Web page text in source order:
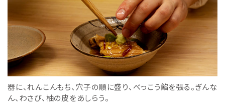
器に、れんこんもち、穴子の順に盛り、べっこう餡を張る。ぎんな
ん、わさび、柚の皮をあしらう。